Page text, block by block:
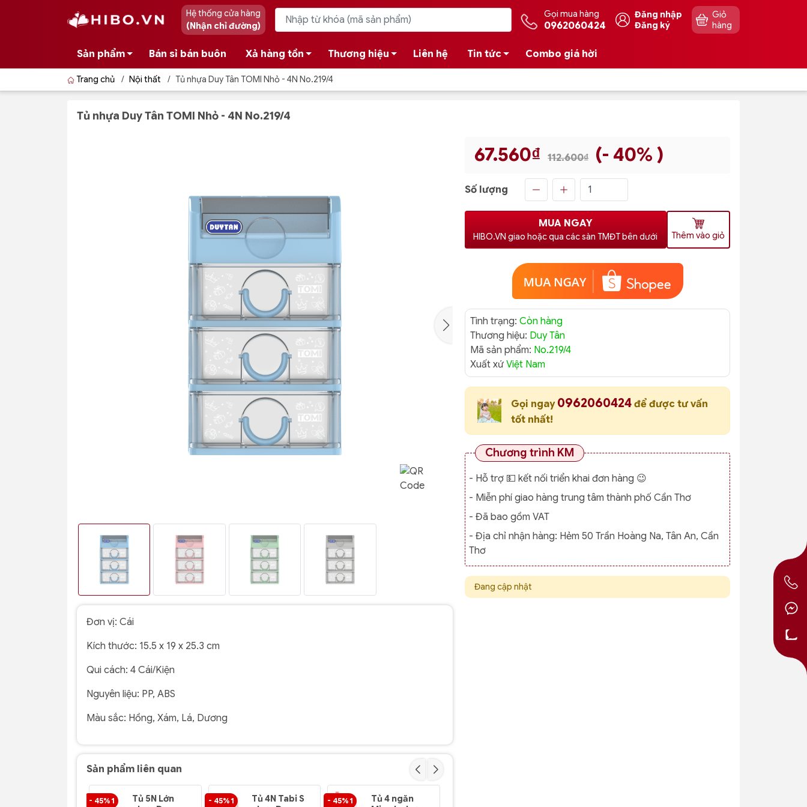
Hệ thống cửa hàng
(Nhận chỉ đường)
Gọi mua hàng
0962060424
Đăng nhập
Đăng ký
Giỏ
hàng
Sản phẩm Bán sỉ bán buôn Xả hàng tồn Thương hiệu Liên hệ Tin tức Combo giá hời
Trang chủ / Nội thất / Tủ nhựa Duy Tân TOMI Nhỏ - 4N No.219/4
Tủ nhựa Duy Tân TOMI Nhỏ - 4N No.219/4
Đơn vị: Cái
Kích thước: 15.5 x 19 x 25.3 cm
Qui cách: 4 Cái/Kiện
Nguyên liệu: PP, ABS
Màu sắc: Hồng, Xám, Lá, Dương
Sản phẩm liên quan
- 45% 1
Tủ 5N Lớn
- 45% 1
Tủ 4N Tabi S
- 45% 1
Tủ 4 ngăn
67.560₫ 112.600₫ (- 40% )
Số lượng
MUA NGAY
HIBO.VN giao hoặc qua các sàn TMĐT bên dưới Thêm vào giỏ
Tình trạng:Còn hàng
Thương hiệu: Duy Tân
Mã sản phẩm: No.219/4
Xuất xứViệt Nam
Gọi ngay 0962060424để được tư vấn
tốt nhất!
Chương trình KM
- Hỗ trợ 💵 kết nối triển khai đơn hàng 😉
- Miễn phí giao hàng trung tâm thành phố Cần Thơ
- Đã bao gồm VAT
- Địa chỉ nhận hàng: Hẻm 50 Trần Hoàng Na, Tân An, Cần
Thơ
Đang cập nhật